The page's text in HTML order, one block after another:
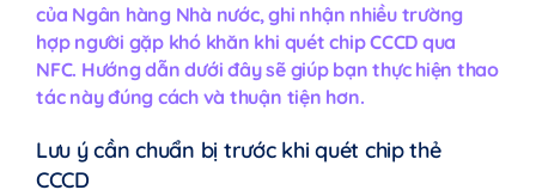
của Ngân hàng Nhà nước, ghi nhận nhiều trường
hợp người gặp khó khăn khi quét chip CCCD qua
NFC. Hướng dẫn dưới đây sẽ giúp bạn thực hiện thao
tác này đúng cách và thuận tiện hơn.
Lưu ý cần chuẩn bị trước khi quét chip thẻ
CCCD